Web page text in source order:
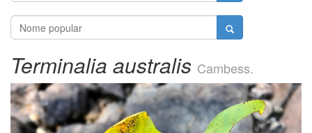
Terminalia australis Cambess.